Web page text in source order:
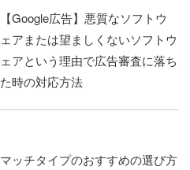
【Google広告】悪質なソフトウ
ェアまたは望ましくないソフトウ
ェアという理由で広告審査に落ち
た時の対応方法
マッチタイプのおすすめの選び方